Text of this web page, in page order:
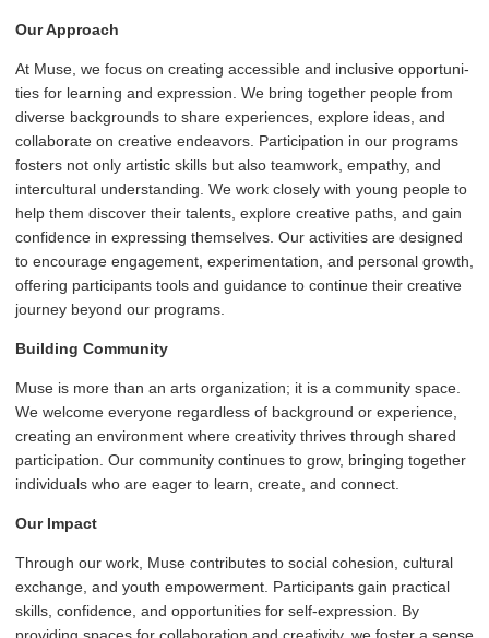
Our Approach
At Muse, we focus on creating accessible and inclusive oppor­tu­ni­
ties for learning and expression. We bring together people from
diverse backgrounds to share experiences, explore ideas, and
collaborate on creative endeavors. Par­tic­i­pa­tion in our programs
fosters not only artistic skills but also teamwork, empathy, and
inter­cul­tur­al under­stand­ing. We work closely with young people to
help them discover their talents, explore creative paths, and gain
confidence in expressing themselves. Our activities are designed
to encourage engagement, exper­i­men­ta­tion, and personal growth,
offering par­tic­i­pants tools and guidance to continue their creative
journey beyond our programs.
Building Community
Muse is more than an arts orga­ni­za­tion; it is a community space.
We welcome everyone regardless of background or experience,
creating an environment where creativity thrives through shared
par­tic­i­pa­tion. Our community continues to grow, bringing together
individuals who are eager to learn, create, and connect.
Our Impact
Through our work, Muse contributes to social cohesion, cultural
exchange, and youth empowerment. Par­tic­i­pants gain practical
skills, confidence, and oppor­tu­ni­ties for self-expression. By
providing spaces for col­lab­o­ra­tion and creativity, we foster a sense